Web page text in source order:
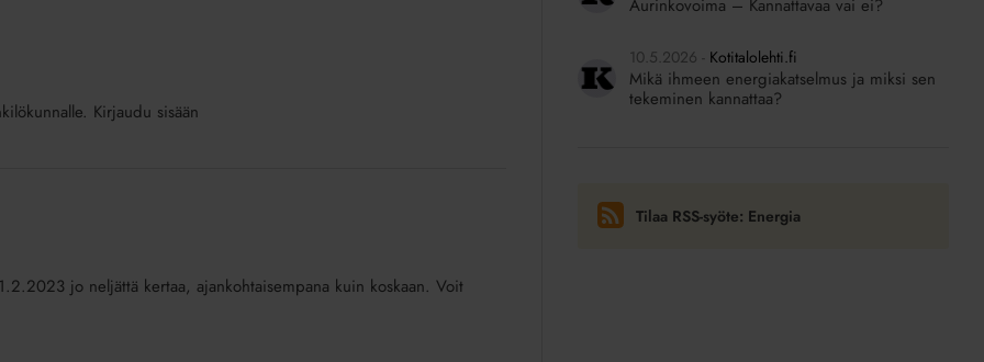
Kirjaudu sisään
jo neljättä kertaa, ajankohtaisempana kuin koskaan. Voit
Aurinkovoima – Kannattavaa vai ei?
10.5.2026 Kotitalolehti.fi
Mikä ihmeen energiakatselmus ja miksi sen
tekeminen kannattaa?
Tilaa RSS-syöte: Energia